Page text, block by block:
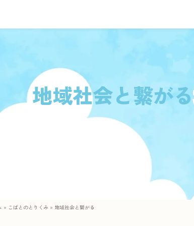
地域社会と繋がる
» こばとのとりくみ » 地域社会と繋がる